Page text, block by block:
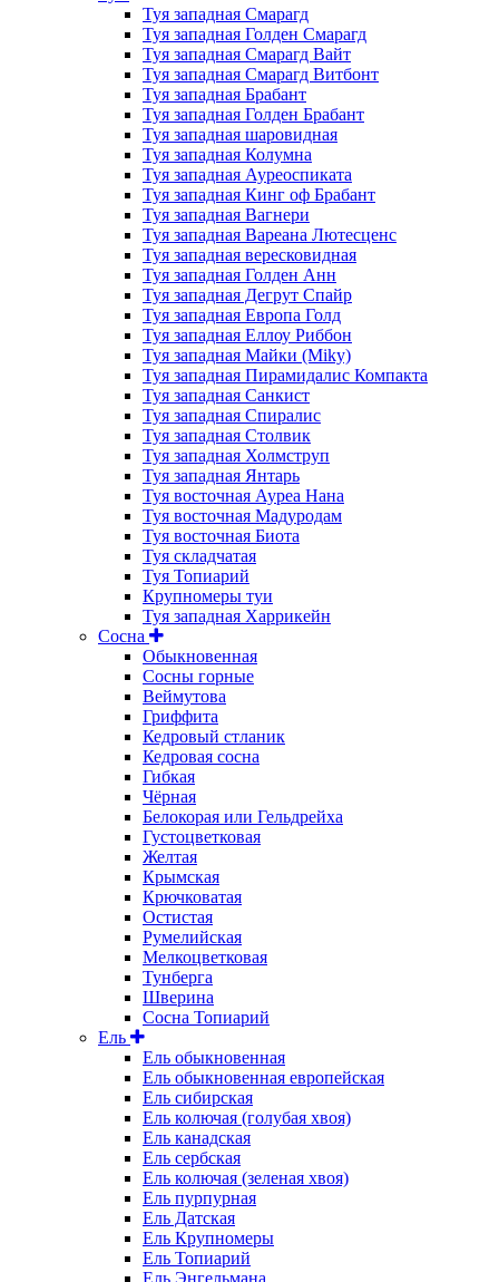
Туя западная Смарагд
Туя западная Голден Смарагд
Туя западная Смарагд Вайт
Туя западная Смарагд Витбонт
Туя западная Брабант
Туя западная Голден Брабант
Туя западная шаровидная
Туя западная Колумна
Туя западная Ауреоспиката
Туя западная Кинг оф Брабант
Туя западная Вагнери
Туя западная Вареана Лютесценс
Туя западная вересковидная
Туя западная Голден Анн
Туя западная Дегрут Спайр
Туя западная Европа Голд
Туя западная Еллоу Риббон
Туя западная Майки (Miky)
Туя западная Пирамидалис Компакта
Туя западная Санкист
Туя западная Спиралис
Туя западная Столвик
Туя западная Холмструп
Туя западная Янтарь
Туя восточная Ауреа Нана
Туя восточная Мадуродам
Туя восточная Биота
Туя складчатая
Туя Топиарий
Крупномеры туи
Туя западная Харрикейн
Сосна
Обыкновенная
Сосны горные
Веймутова
Гриффита
Кедровый стланик
Кедровая сосна
Гибкая
Чёрная
Белокорая или Гельдрейха
Густоцветковая
Желтая
Крымская
Крючковатая
Остистая
Румелийская
Мелкоцветковая
Тунберга
Шверина
Сосна Топиарий
Ель
Ель обыкновенная
Ель обыкновенная европейская
Ель сибирская
Ель колючая (голубая хвоя)
Ель канадская
Ель сербская
Ель колючая (зеленая хвоя)
Ель пурпурная
Ель Датская
Ель Крупномеры
Ель Топиарий
Ель Энгельмана